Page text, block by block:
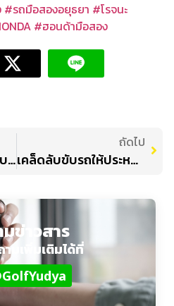
#รถมือสองอยุธยา #โรจนะ
#ฮอนด้ามือสอง
ฟิล์มใสร้อนกว่าฟิล์มทึบจริงหรอ ใช้แบบไหนดี เรามีคำตอบ!
ถัดไป
เคล็ดลับขับรถให้ประหยัดน้ำมัน
ข่าวสาร
มเพิ่มเติมได้ที่